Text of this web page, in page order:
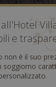
e
non è il suo
soggiorno